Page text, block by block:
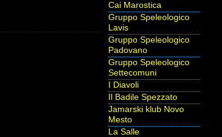
Cai Marostica
Gruppo Speleologico
Lavis
Gruppo Speleologico
Padovano
Gruppo Speleologico
Settecomuni
I Diavoli
Il Badile Spezzato
Jamarski klub Novo
Mesto
La Salle